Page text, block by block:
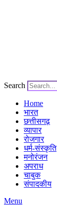
Search
Home
भारत
छत्तीसगढ़
व्यापार
रोजगार
धर्म-संस्कृति
मनोरंजन
अपराध
चाबुक
संपादकीय
Menu